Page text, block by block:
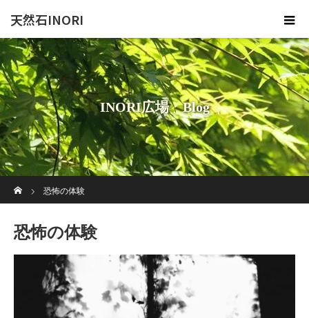
天然石INORI
INORI広場 Blog
恐怖の体験
恐怖の体験